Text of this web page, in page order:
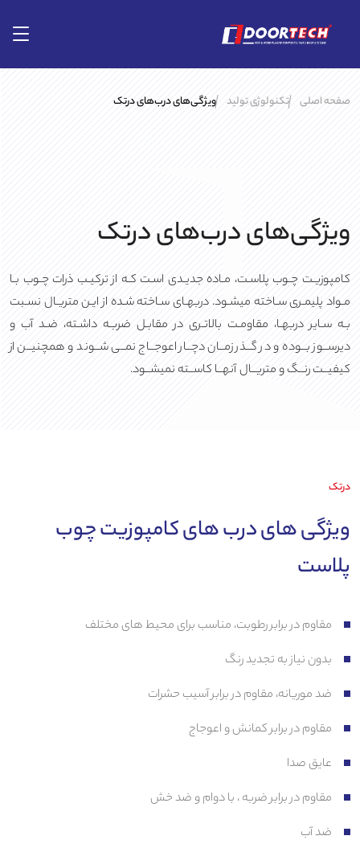
صفحه اصلی تکنولوژی تولید ویژگی‌های درب‌های درتک
ویژگی‌های درب‌های درتک
کامپوزیـت چـوب پلاسـت، مـاده جدیـدی اسـت کـه از ترکیـب ذرات چـوب بـا
مـواد پلیمـری سـاخته میشـود. دربهـای سـاخته شـده از ایـن متریـال نسـبت
بـه سـایر دربهـا، مقاومـت بالاتـری در مقابـل ضربـه داشـته، ضـد آب و
دیرســوز بــوده و در گــذر زمــان دچــار اعوجــاج نمــی شــوند و همچنیــن از
کیفیــت رنــگ و متریــال آنهــا کاســته نمیشــود.
درتک
ویژگی های درب های کامپوزیت چوب
پلاست
مقاوم در برابر رطوبت، مناسب برای محیط های مختلف
بدون نیاز به تجدید رنگ
ضد موریانه، مقاوم در برابر آسیب حشرات
مقاوم در برابر کمانش و اعوجاج
عایق صدا
مقاوم در برابر ضربه ، با دوام و ضد خش
ضد آب